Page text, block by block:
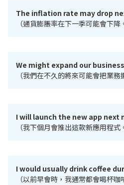
The inflation rate may drop
（通貨膨脹率在下一季可能會下降
We might expand our
（我們在不久的將來可能會把業務
I will launch the new app next
（我下個月會推出這款新應用程式
I would usually drink coffee
（以前早會時，我通常都會喝杯咖